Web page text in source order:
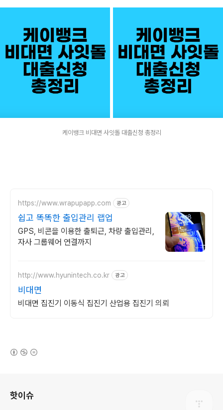
케이뱅크 비대면 사잇돌 대출신청 총정리
https://www.wrapupapp.com 광고
쉽고 똑똑한 출입관리 랩업
GPS, 비콘을 이용한 출퇴근, 차량 출입관리,
자사 그룹웨어 연결까지
http://www.hyunintech.co.kr 광고
비대면
비대면 집진기 이동식 집진기 산업용 집진기 의뢰
핫이슈